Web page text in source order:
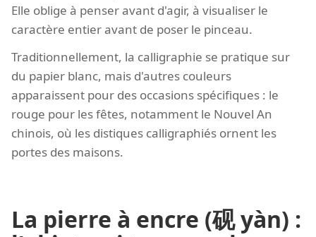
Elle oblige à penser avant d'agir, à visualiser le
caractère entier avant de poser le pinceau.
Traditionnellement, la calligraphie se pratique sur
du papier blanc, mais d'autres couleurs
apparaissent pour des occasions spécifiques : le
rouge pour les fêtes, notamment le Nouvel An
chinois, où les distiques calligraphiés ornent les
portes des maisons.
La pierre à encre (砚 yàn) :